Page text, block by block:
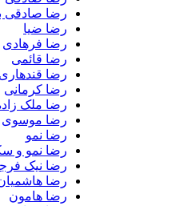
رضا صادقی بنام
رضا ضیا
رضا فرهادی
رضا قائمی
رضا قندهاری
رضا کرمانی
رضا ملک زاده
رضا موسوی
رضا نمو
رضا نمو و سکسکه بند
رضا نیک فرجام
رضا هاشمیان
رضا هامون